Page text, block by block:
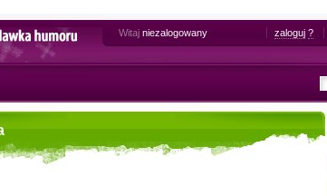
humoru
Witaj niezalogowany zaloguj ?